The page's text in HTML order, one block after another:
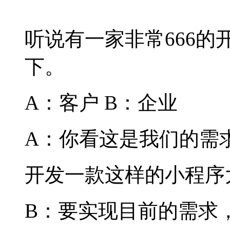
听说有一家非常666的
下。
A：客户 B：企业
A：你看这是我们的需
开发一款这样的小程
B：要实现目前的需求